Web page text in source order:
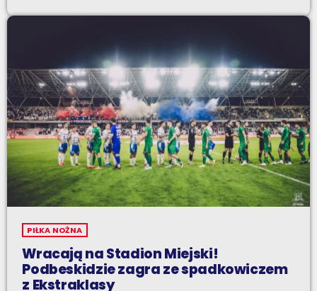
PIŁKA NOŻNA
Wracają na Stadion Miejski!
Podbeskidzie zagra ze spadkowiczem
z Ekstraklasy